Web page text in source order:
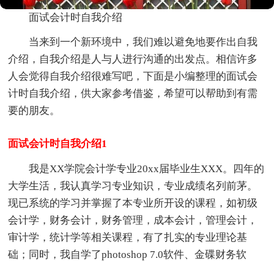
面试会计时自我介绍
当来到一个新环境中，我们难以避免地要作出自我
介绍，自我介绍是人与人进行沟通的出发点。相信许多
人会觉得自我介绍很难写吧，下面是小编整理的面试会
计时自我介绍，供大家参考借鉴，希望可以帮助到有需
要的朋友。
面试会计时自我介绍1
我是XX学院会计学专业20xx届毕业生XXX。四年的
大学生活，我认真学习专业知识，专业成绩名列前茅。
现已系统的学习并掌握了本专业所开设的课程，如初级
会计学，财务会计，财务管理，成本会计，管理会计，
审计学，统计学等相关课程，有了扎实的专业理论基
础；同时，我自学了photoshop 7.0软件、金碟财务软